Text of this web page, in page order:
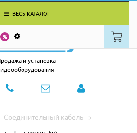
ВЕСЬ КАТАЛОГ
и установка
Соединительный кабель